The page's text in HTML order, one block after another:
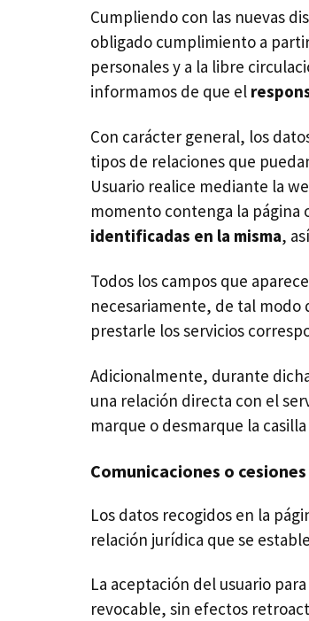
Cumpliendo con las nuevas
obligado cumplimiento a
personales y a la libre
informamos de que el
Con carácter general, los
tipos de relaciones que
Usuario realice mediante la
momento contenga la página
identificadas en la misma,
Todos los campos que
necesariamente, de tal modo
prestarle los servicios
Adicionalmente, durante
una relación directa con el
marque o desmarque la
Comunicaciones o
Los datos recogidos en la
relación jurídica que se
La aceptación del usuario
revocable, sin efectos